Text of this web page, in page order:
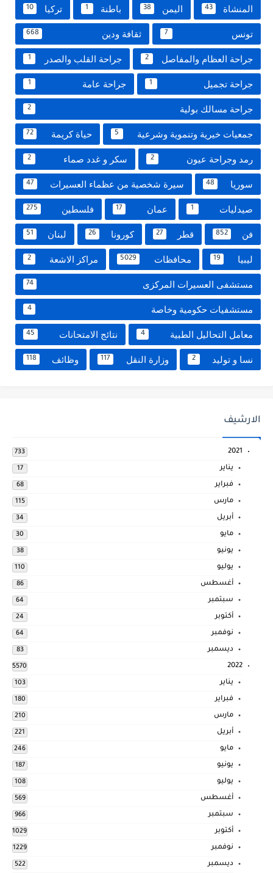
المنشاة 43 اليمن 38 باطنة 1 تركيا 10
تونس 7 ثقافة ودين 668
جراحة العظام والمفاصل 2 جراحة القلب والصدر 1
جراحة تجميل 1 جراحة عامة 1
جراحة مسالك بولية 2
جمعيات خيرية وتنموية وشرعية 5 حياة كريمة 72
رمد وجراحة عيون 2 سكر و غدد صماء 2
سوريا 48 سيرة شخصية من عظماء العسيرات 47
صيدليات 1 عمان 17 فلسطين 275
فن 852 قطر 27 كورونا 26 لبنان 51
ليبيا 19 محافظات 5029 مراكز الاشعة 2
مستشفى العسيرات المركزى 74
مستشفيات حكومية وخاصة 4
معامل التحاليل الطبية 4 نتائج الامتحانات 45
نسا و توليد 2 وزارة النقل 117 وظائف 118
الارشيف
2021
733
يناير 17
فبراير 68
مارس 115
أبريل 34
مايو 30
يونيو 38
يوليو 110
أغسطس 86
سبتمبر 64
أكتوبر 24
نوفمبر 64
ديسمبر 83
2022
5570
يناير 103
فبراير 180
مارس 210
أبريل 221
مايو 246
يونيو 187
يوليو 108
أغسطس 569
سبتمبر 966
أكتوبر 1029
نوفمبر 1229
ديسمبر 522